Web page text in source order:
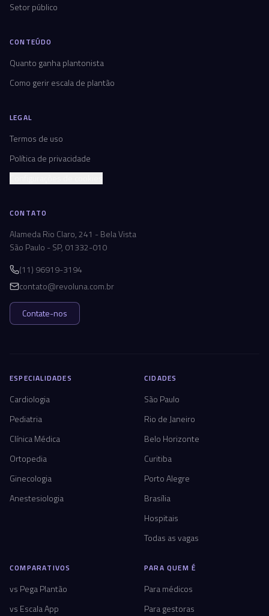
Setor público
CONTEÚDO
Quanto ganha plantonista
Como gerir escala de plantão
LEGAL
Termos de uso
Política de privacidade
CONTATO
Alameda Rio Claro, 241 - Bela Vista
São Paulo - SP, 01332-010
(11) 96919-3194
contato@revoluna.com.br
Contate-nos
ESPECIALIDADES
Cardiologia
Pediatria
Clínica Médica
Ortopedia
Ginecologia
Anestesiologia
CIDADES
São Paulo
Rio de Janeiro
Belo Horizonte
Curitiba
Porto Alegre
Brasília
Hospitais
Todas as vagas
COMPARATIVOS
vs Pega Plantão
vs Escala App
PARA QUEM É
Para médicos
Para gestoras